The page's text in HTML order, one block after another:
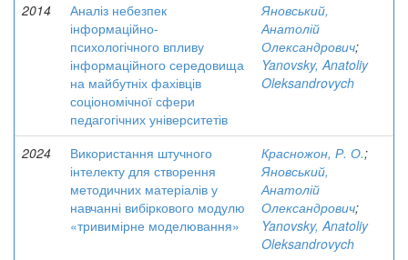
2014
Аналіз небезпек
інформаційно-
психологічного впливу
інформаційного середовища
на майбутніх фахівців
соціономічної сфери
педагогічних університетів
Яновський,
Анатолій
Олександрович;
Yanovsky, Anatoliy
Oleksandrovych
2024
Використання штучного
інтелекту для створення
методичних матеріалів у
навчанні вибіркового модулю
«тривимірне моделювання»
Красножон, Р. О.;
Яновський,
Анатолій
Олександрович;
Yanovsky, Anatoliy
Oleksandrovych